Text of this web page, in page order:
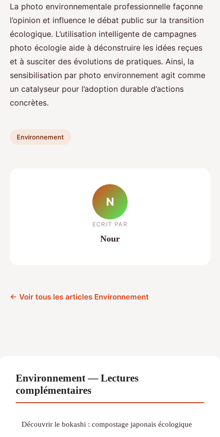
La photo environnementale professionnelle façonne
l’opinion et influence le débat public sur la transition
écologique. L’utilisation intelligente de campagnes
photo écologie aide à déconstruire les idées reçues
et à susciter des évolutions de pratiques. Ainsi, la
sensibilisation par photo environnement agit comme
un catalyseur pour l’adoption durable d’actions
concrètes.
Environnement
N
ECRIT PAR
Nour
← Voir tous les articles Environnement
Environnement — Lectures
complémentaires
Découvrir le bokashi : compostage japonais écologique